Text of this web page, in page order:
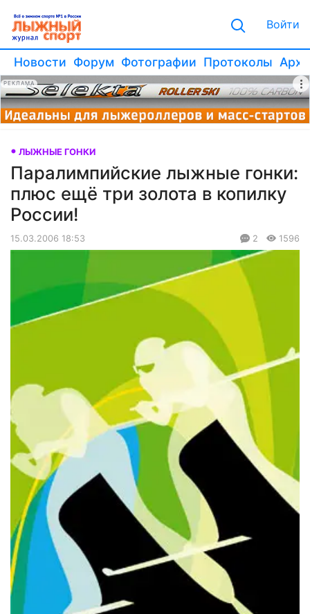
Войти
Новости Форум Фотографии Протоколы
РЕКЛАМА
ЛЫЖНЫЕ ГОНКИ
Паралимпийские лыжные гонки:
плюс ещё три золота в копилку
России!
15.03.2006 18:53 2 1596